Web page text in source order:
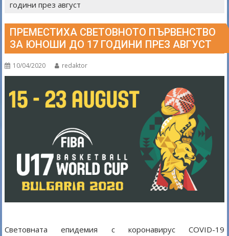
години през август
ПРЕМЕСТИХА СВЕТОВНОТО ПЪРВЕНСТВО
ЗА ЮНОШИ ДО 17 ГОДИНИ ПРЕЗ АВГУСТ
10/04/2020 redaktor
Световната епидемия с коронавирус COVID-19